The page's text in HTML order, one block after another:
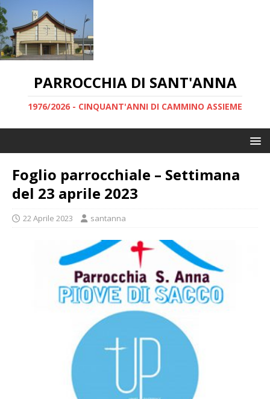
PARROCCHIA DI SANT'ANNA
1976/2026 - CINQUANT'ANNI DI CAMMINO ASSIEME
Foglio parrocchiale – Settimana
del 23 aprile 2023
22 Aprile 2023 santanna